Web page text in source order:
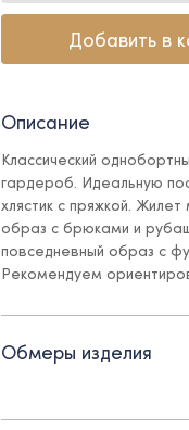
Добавить в
Описание
Классический
гардероб. Идеальную
хлястик с пряжкой.
образ с брюками и
повседневный образ с
Рекомендуем
- на подкладке из
Обмеры изделия